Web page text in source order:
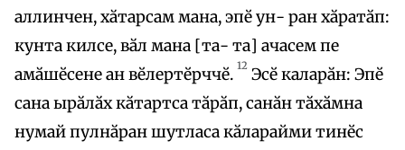
аллинчен, хӑтарсам мана, эпӗ ун- ран хӑратӑп:
кунта килсе, вӑл мана [та- та] ачасем пе
амӑшӗсене ан вӗлертӗрччӗ. 12 Эсӗ каларӑн: Эпӗ
сана ырӑлӑх кӑтартса тӑрӑп, санӑн тӑхӑмна
нумай пулнӑран шутласа кӑларайми тинӗс